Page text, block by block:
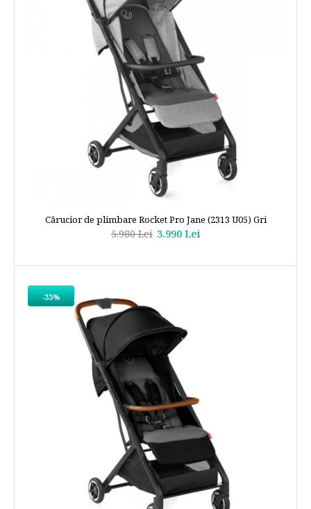
Cărucior de plimbare Rocket Pro Jane (2313 U05) Gri
5.980 Lei 3.990 Lei
-33%